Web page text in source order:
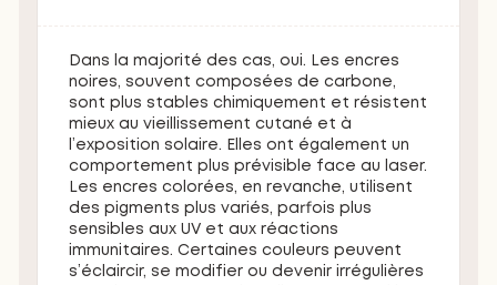
Dans la majorité des cas, oui. Les encres
noires, souvent composées de carbone,
sont plus stables chimiquement et résistent
mieux au vieillissement cutané et à
l’exposition solaire. Elles ont également un
comportement plus prévisible face au laser.
Les encres colorées, en revanche, utilisent
des pigments plus variés, parfois plus
sensibles aux UV et aux réactions
immunitaires. Certaines couleurs peuvent
s’éclaircir, se modifier ou devenir irrégulières